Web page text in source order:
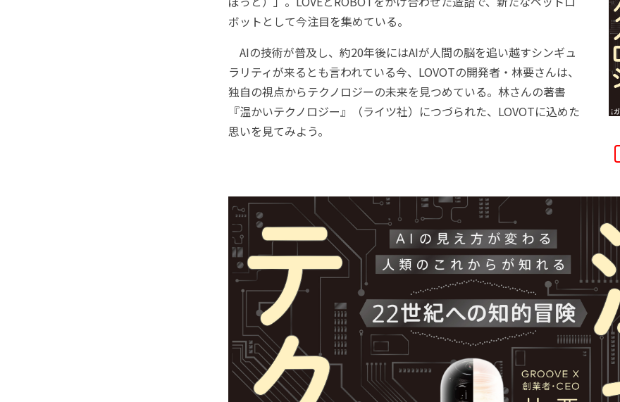
ボットとして今注目を集めている。
AIの技術が普及し、約20年後にはAIが人間の脳を追い越すシンギュ
ラリティが来るとも言われている今、LOVOTの開発者・林要さんは、
独自の視点からテクノロジーの未来を見つめている。林さんの著書
『温かいテクノロジー』（ライツ社）につづられた、LOVOTに込めた
思いを見てみよう。